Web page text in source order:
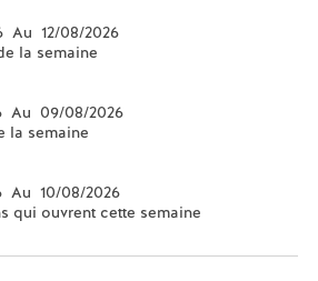
Au 12/08/2026
la semaine
Au 09/08/2026
la semaine
Au 10/08/2026
qui ouvrent cette semaine